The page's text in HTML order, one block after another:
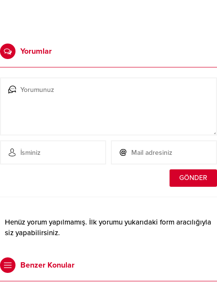
Yorumlar
Henüz yorum yapılmamış. İlk yorumu yukarıdaki form aracılığıyla
siz yapabilirsiniz.
Benzer Konular